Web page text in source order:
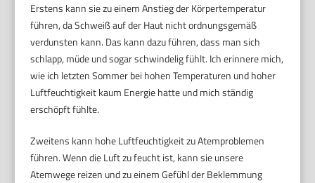
Erstens kann sie zu einem Anstieg der Körpertemperatur
führen, da Schweiß auf der Haut nicht ordnungsgemäß
verdunsten kann. Das kann dazu führen, dass man sich
schlapp, müde und sogar schwindelig fühlt. Ich erinnere mich,
wie ich letzten Sommer bei hohen Temperaturen und hoher
Luftfeuchtigkeit kaum Energie hatte und mich ständig
erschöpft fühlte.
Zweitens kann hohe Luftfeuchtigkeit zu Atemproblemen
führen. Wenn die Luft zu feucht ist, kann sie unsere
Atemwege reizen und zu einem Gefühl der Beklemmung